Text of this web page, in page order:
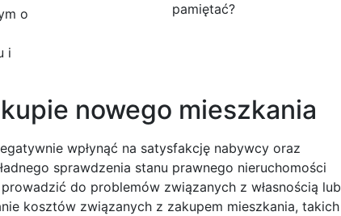
pamiętać?
o
i
nowego mieszkania
wpłynąć na satysfakcję nabywcy oraz
sprawdzenia stanu prawnego nieruchomości
do problemów związanych z własnością lub
kosztów związanych z zakupem mieszkania, takich